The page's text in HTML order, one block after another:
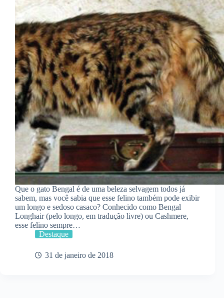
Que o gato Bengal é de uma beleza selvagem todos já
sabem, mas você sabia que esse felino também pode exibir
um longo e sedoso casaco? Conhecido como Bengal
Longhair (pelo longo, em tradução livre) ou Cashmere,
esse felino sempre…
Destaque
31 de janeiro de 2018